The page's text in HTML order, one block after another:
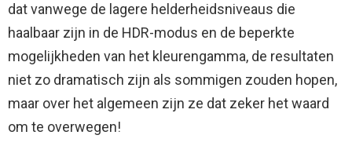
dat vanwege de lagere helderheidsniveaus die
haalbaar zijn in de HDR-modus en de beperkte
mogelijkheden van het kleurengamma, de resultaten
niet zo dramatisch zijn als sommigen zouden hopen,
maar over het algemeen zijn ze dat zeker het waard
om te overwegen!